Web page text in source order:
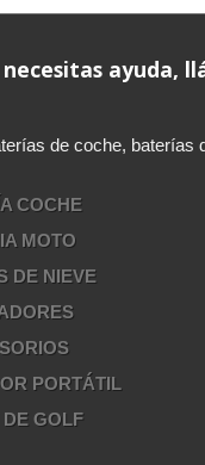
necesitas ayuda,
de coche,
COCHE
MOTO
DE NIEVE
PORTÁTIL
GOLF